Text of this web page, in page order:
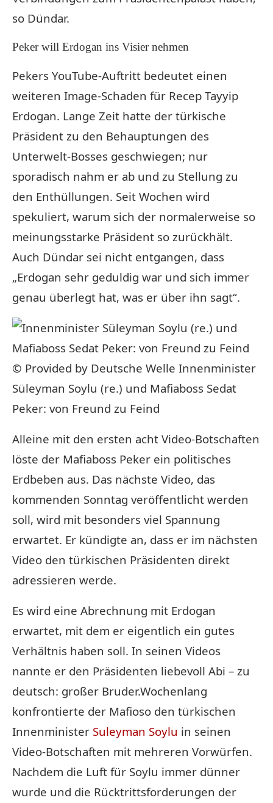
so Dündar.
Peker will Erdogan ins Visier nehmen
Pekers YouTube-Auftritt bedeutet einen
weiteren Image-Schaden für Recep Tayyip
Erdogan. Lange Zeit hatte der türkische
Präsident zu den Behauptungen des
Unterwelt-Bosses geschwiegen; nur
sporadisch nahm er ab und zu Stellung zu
den Enthüllungen. Seit Wochen wird
spekuliert, warum sich der normalerweise so
meinungsstarke Präsident so zurückhält.
Auch Dündar sei nicht entgangen, dass
„Erdogan sehr geduldig war und sich immer
genau überlegt hat, was er über ihn sagt“.
© Provided by Deutsche Welle Innenminister
Süleyman Soylu (re.) und Mafiaboss Sedat
Peker: von Freund zu Feind
Alleine mit den ersten acht Video-Botschaften
löste der Mafiaboss Peker ein politisches
Erdbeben aus. Das nächste Video, das
kommenden Sonntag veröffentlicht werden
soll, wird mit besonders viel Spannung
erwartet. Er kündigte an, dass er im nächsten
Video den türkischen Präsidenten direkt
adressieren werde.
Es wird eine Abrechnung mit Erdogan
erwartet, mit dem er eigentlich ein gutes
Verhältnis haben soll. In seinen Videos
nannte er den Präsidenten liebevoll Abi – zu
deutsch: großer Bruder.Wochenlang
konfrontierte der Mafioso den türkischen
Innenminister Suleyman Soylu in seinen
Video-Botschaften mit mehreren Vorwürfen.
Nachdem die Luft für Soylu immer dünner
wurde und die Rücktrittsforderungen der